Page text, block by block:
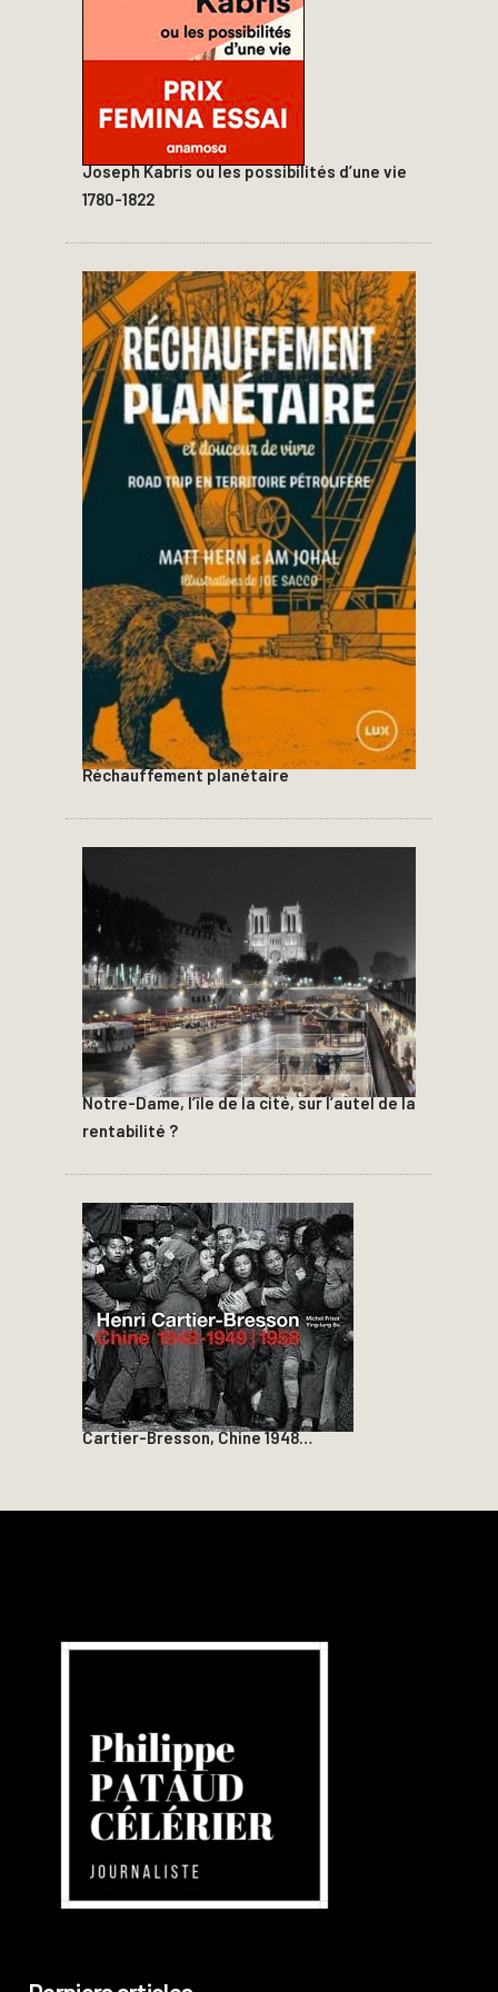
Joseph Kabris ou les possibilités d’une vie
1780-1822
Réchauffement planétaire
Notre-Dame, l’île de la cité, sur l’autel de la
rentabilité ?
Cartier-Bresson, Chine 1948…